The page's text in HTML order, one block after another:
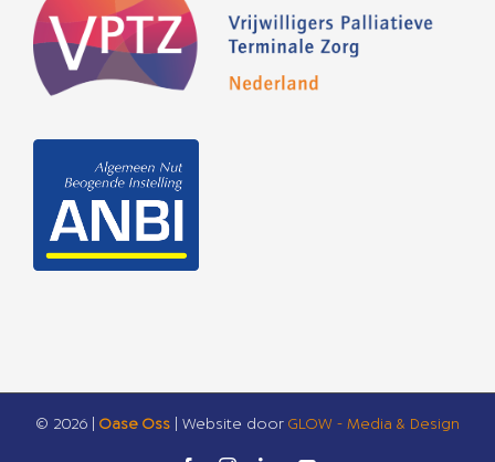
© 2026 | Oase Oss| Website door GLOW - Media & Design